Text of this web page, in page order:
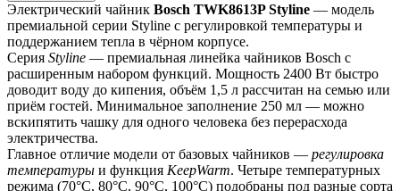
Электрический чайник Bosch TWK8613P Styline — модель
премиальной серии Styline с регулировкой температуры и
поддержанием тепла в чёрном корпусе.
Серия Styline — премиальная линейка чайников Bosch с
расширенным набором функций. Мощность 2400 Вт быстро
доводит воду до кипения, объём 1,5 л рассчитан на семью или
приём гостей. Минимальное заполнение 250 мл — можно
вскипятить чашку для одного человека без перерасхода
электричества.
Главное отличие модели от базовых чайников — регулировка
температуры и функция KeepWarm. Четыре температурных
режима (70°C, 80°C, 90°C, 100°C) подобраны под разные сорта